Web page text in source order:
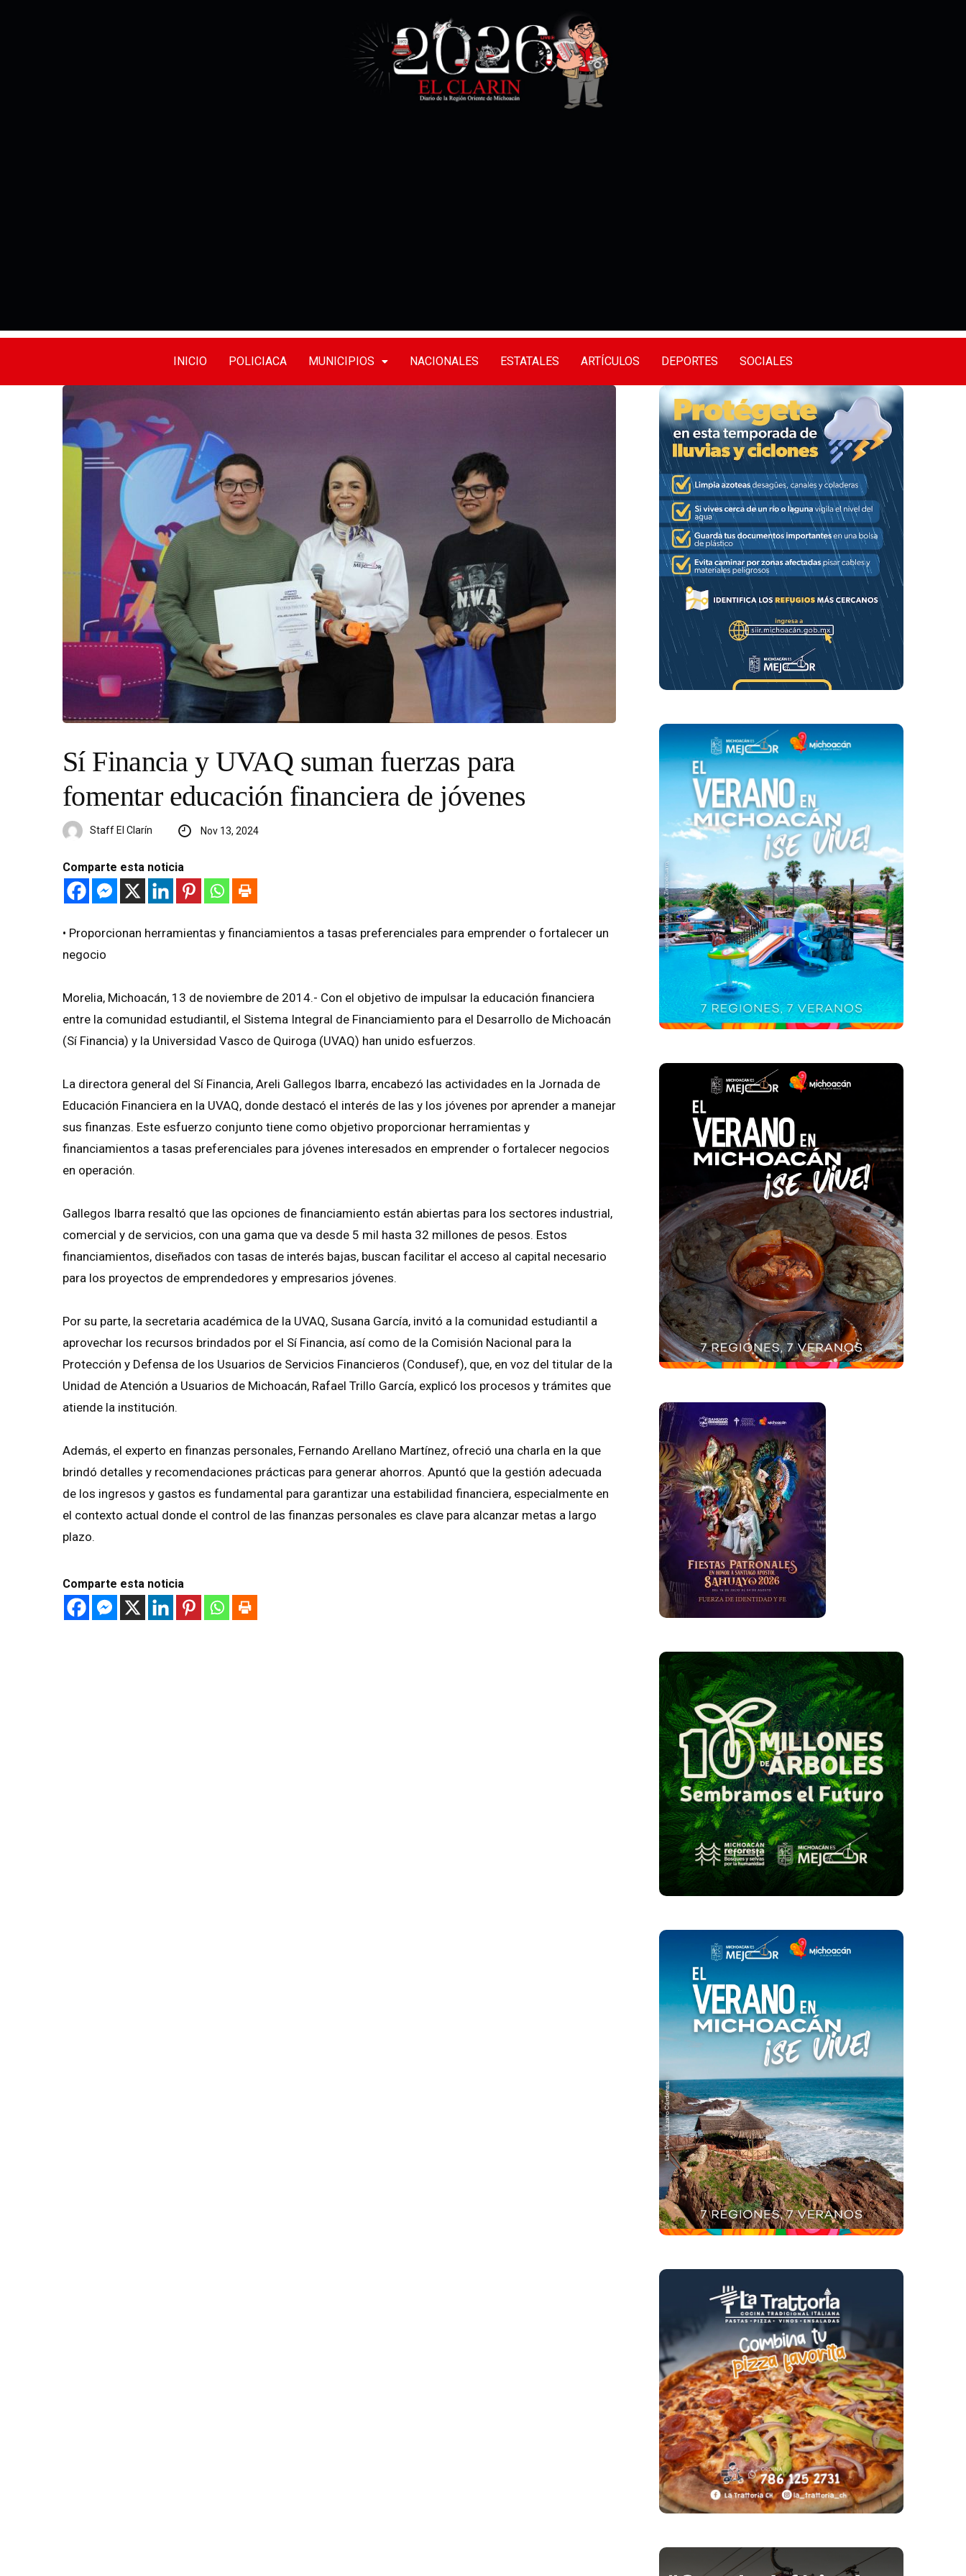
INICIO POLICIACA MUNICIPIOS NACIONALES ESTATALES ARTÍCULOS DEPORTES SOCIALES
Sí Financia y UVAQ suman fuerzas para
fomentar educación financiera de jóvenes
Staff El Clarín Nov 13, 2024
Comparte esta noticia
•⁠ ⁠Proporcionan herramientas y financiamientos a tasas preferenciales para emprender o fortalecer un
negocio
Morelia, Michoacán, 13 de noviembre de 2014.- Con el objetivo de impulsar la educación financiera
entre la comunidad estudiantil, el Sistema Integral de Financiamiento para el Desarrollo de Michoacán
(Sí Financia) y la Universidad Vasco de Quiroga (UVAQ) han unido esfuerzos.
La directora general del Sí Financia, Areli Gallegos Ibarra, encabezó las actividades en la Jornada de
Educación Financiera en la UVAQ, donde destacó el interés de las y los jóvenes por aprender a manejar
sus finanzas. Este esfuerzo conjunto tiene como objetivo proporcionar herramientas y
financiamientos a tasas preferenciales para jóvenes interesados en emprender o fortalecer negocios
en operación.
Gallegos Ibarra resaltó que las opciones de financiamiento están abiertas para los sectores industrial,
comercial y de servicios, con una gama que va desde 5 mil hasta 32 millones de pesos. Estos
financiamientos, diseñados con tasas de interés bajas, buscan facilitar el acceso al capital necesario
para los proyectos de emprendedores y empresarios jóvenes.
Por su parte, la secretaria académica de la UVAQ, Susana García, invitó a la comunidad estudiantil a
aprovechar los recursos brindados por el Sí Financia, así como de la Comisión Nacional para la
Protección y Defensa de los Usuarios de Servicios Financieros (Condusef), que, en voz del titular de la
Unidad de Atención a Usuarios de Michoacán, Rafael Trillo García, explicó los procesos y trámites que
atiende la institución.
Además, el experto en finanzas personales, Fernando Arellano Martínez, ofreció una charla en la que
brindó detalles y recomendaciones prácticas para generar ahorros. Apuntó que la gestión adecuada
de los ingresos y gastos es fundamental para garantizar una estabilidad financiera, especialmente en
el contexto actual donde el control de las finanzas personales es clave para alcanzar metas a largo
plazo.
Comparte esta noticia